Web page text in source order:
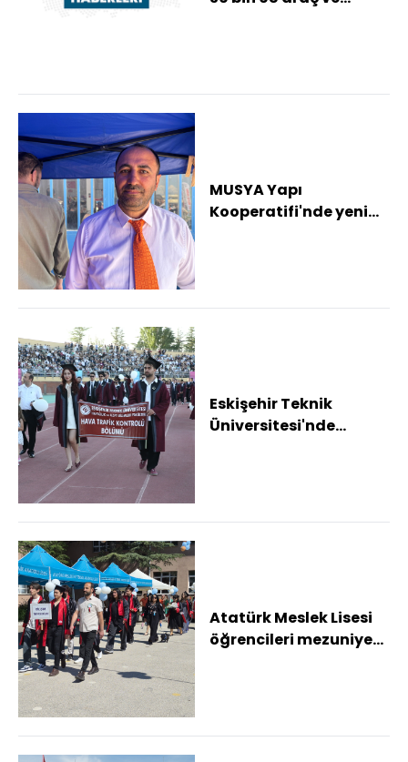
MUSYA Yapı
Kooperatifi'nde yeni
Eskişehir Teknik
Üniversitesi'nde
Atatürk Meslek Lisesi
öğrencileri mezuniyet